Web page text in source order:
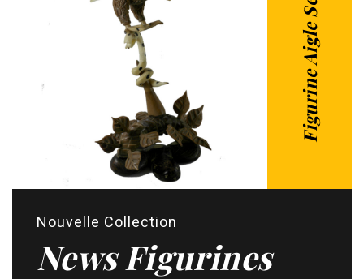
Figurine Aigle Serpent
Nouvelle Collection
News Figurines